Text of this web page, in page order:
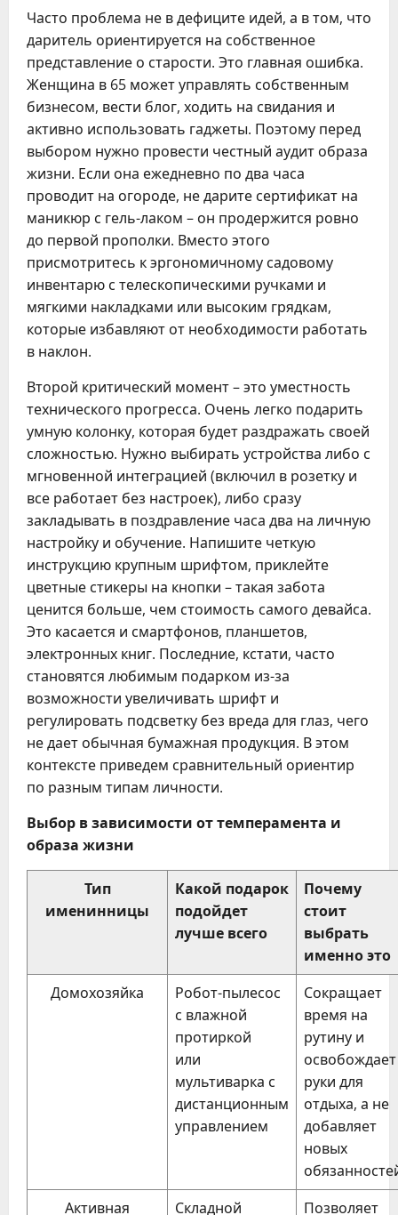
Часто проблема не в дефиците идей, а в том, что
даритель ориентируется на собственное
представление о старости. Это главная ошибка.
Женщина в 65 может управлять собственным
бизнесом, вести блог, ходить на свидания и
активно использовать гаджеты. Поэтому перед
выбором нужно провести честный аудит образа
жизни. Если она ежедневно по два часа
проводит на огороде, не дарите сертификат на
маникюр с гель-лаком – он продержится ровно
до первой прополки. Вместо этого
присмотритесь к эргономичному садовому
инвентарю с телескопическими ручками и
мягкими накладками или высоким грядкам,
которые избавляют от необходимости работать
в наклон.
Второй критический момент – это уместность
технического прогресса. Очень легко подарить
умную колонку, которая будет раздражать своей
сложностью. Нужно выбирать устройства либо с
мгновенной интеграцией (включил в розетку и
все работает без настроек), либо сразу
закладывать в поздравление часа два на личную
настройку и обучение. Напишите четкую
инструкцию крупным шрифтом, приклейте
цветные стикеры на кнопки – такая забота
ценится больше, чем стоимость самого девайса.
Это касается и смартфонов, планшетов,
электронных книг. Последние, кстати, часто
становятся любимым подарком из-за
возможности увеличивать шрифт и
регулировать подсветку без вреда для глаз, чего
не дает обычная бумажная продукция. В этом
контексте приведем сравнительный ориентир
по разным типам личности.
Выбор в зависимости от темперамента и
образа жизни
Тип
именинницы
Какой подарок
подойдет
лучше всего
Почему
стоит
выбрать
именно это
Домохозяйка
Робот-пылесос
с влажной
протиркой
или
мультиварка с
дистанционным
управлением
Сокращает
время на
рутину и
освобождает
руки для
отдыха, а не
добавляет
новых
Активная
Складной Позволяет